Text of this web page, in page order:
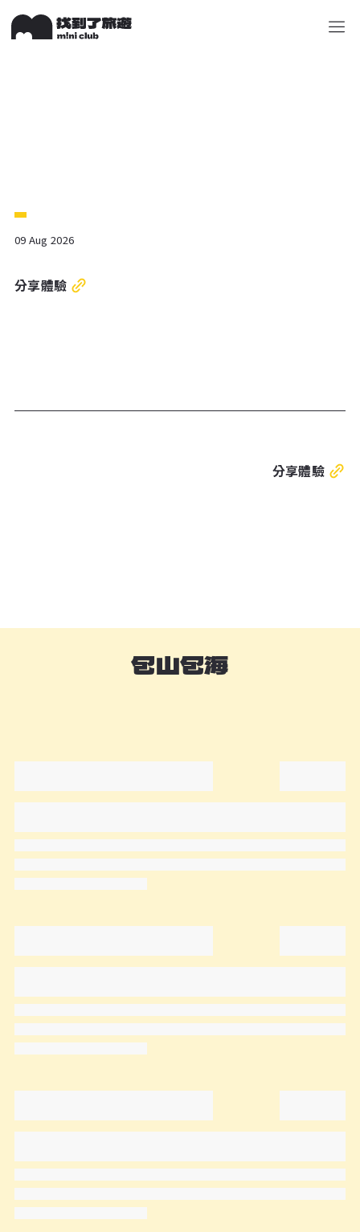
09 Aug 2026
分享體驗
分享體驗
包山包海